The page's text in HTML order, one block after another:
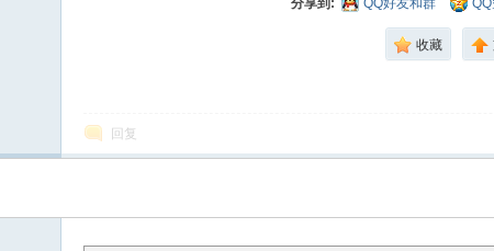
分享到: QQ好友和群 QQ
收藏
回复